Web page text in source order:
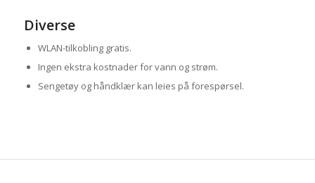
Diverse
WLAN-tilkobling gratis.
Ingen ekstra kostnader for vann og strøm.
Sengetøy og håndklær kan leies på forespørsel.